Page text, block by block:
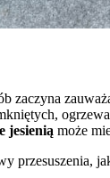
zaczyna
jesienią może
przesuszenia,